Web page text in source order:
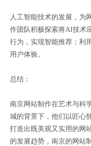
人工智能技术的发展，为
作团队积极探索将AI技术
行为，实现智能推荐；利
用户体验。
总结：
南京网站制作在艺术与科
城的背景下，他们以匠心
打造出既美观又实用的网
的发展趋势，南京的网站